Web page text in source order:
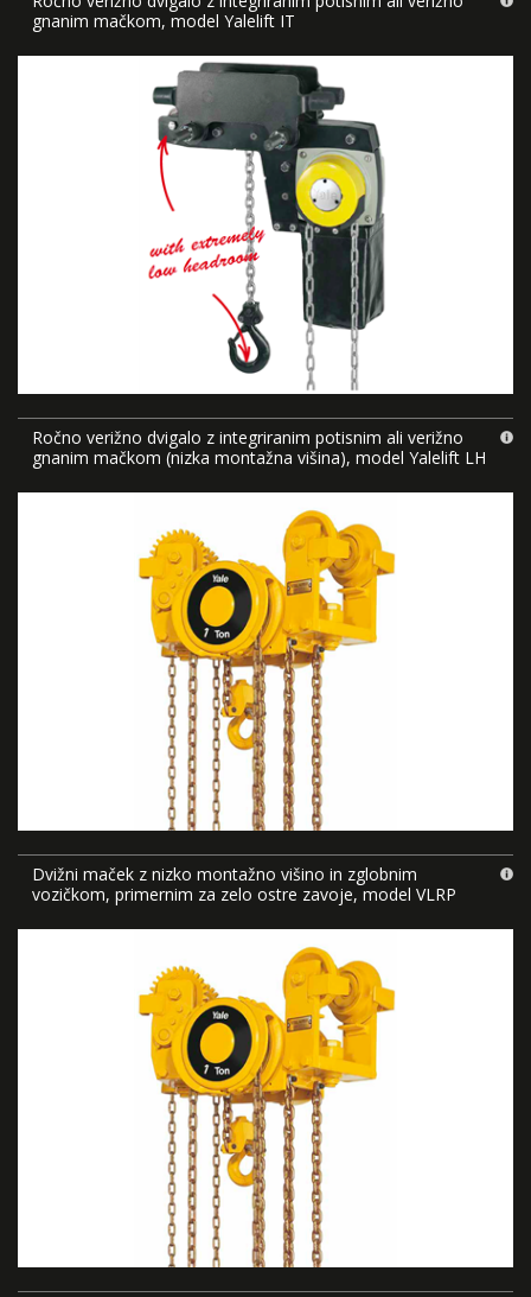
gnanim mačkom, model Yalelift IT
Ročno verižno dvigalo z integriranim potisnim ali verižno
gnanim mačkom (nizka montažna višina), model Yalelift LH
Dvižni maček z nizko montažno višino in zglobnim
vozičkom, primernim za zelo ostre zavoje, model VLRP